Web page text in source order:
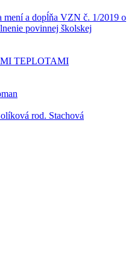
a dopĺňa VZN č. 1/2019 o
povinnej školskej
TEPLOTAMI
rod. Stachová